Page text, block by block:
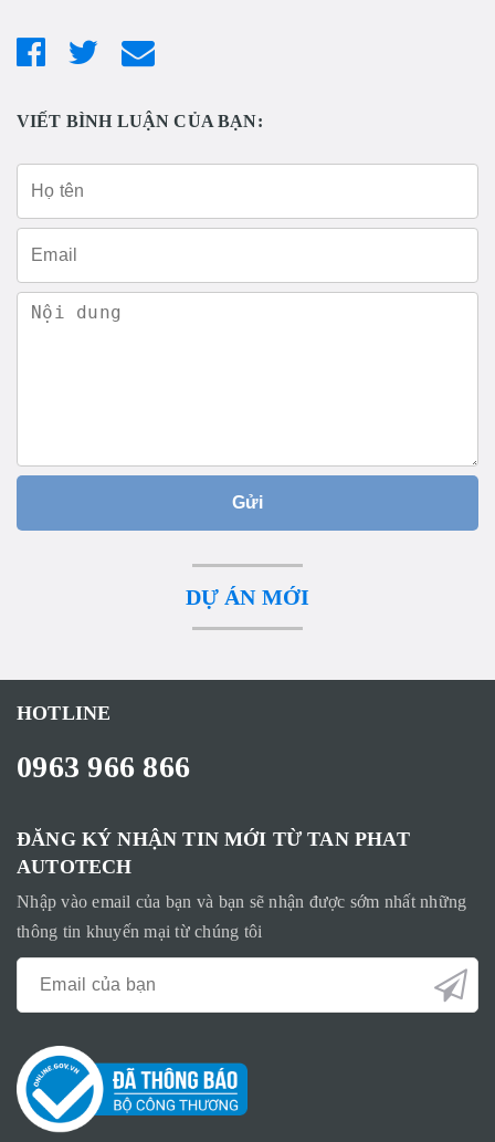
VIẾT BÌNH LUẬN CỦA BẠN:
Gửi
DỰ ÁN MỚI
HOTLINE
0963 966 866
ĐĂNG KÝ NHẬN TIN MỚI TỪ TAN PHAT
AUTOTECH
Nhập vào email của bạn và bạn sẽ nhận được sớm nhất những
thông tin khuyến mại từ chúng tôi